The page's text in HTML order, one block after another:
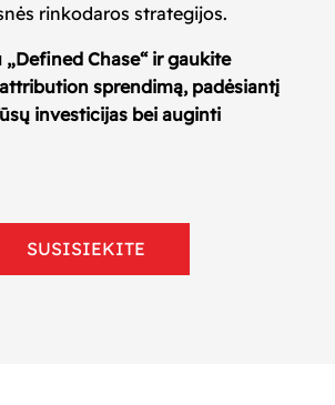
rinkodaros strategijos.
„Defined Chase“ ir gaukite
sprendimą, padėsiantį
investicijas bei auginti
SUSISIEKITE